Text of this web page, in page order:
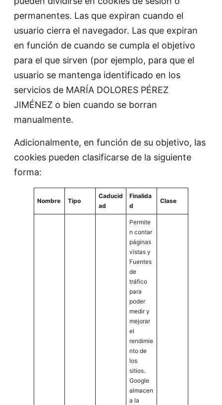
permanentes. Las que expiran cuando el
usuario cierra el navegador. Las que expiran
en función de cuando se cumpla el objetivo
para el que sirven (por ejemplo, para que el
usuario se mantenga identificado en los
servicios de MARÍA DOLORES PÉREZ
JIMÉNEZ o bien cuando se borran
manualmente.
Adicionalmente, en función de su objetivo, las
cookies pueden clasificarse de la siguiente
forma:
Nombre Tipo
Caducid
ad
Finalida
d
Clase
Permite
n contar
páginas
vistas y
Fuentes
de
tráfico
para
poder
medir y
mejorar
el
rendimie
nto de
los
sitios.
Google
almacen
a la